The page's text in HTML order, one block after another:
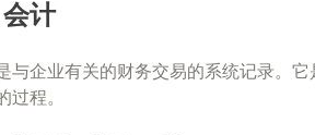
会计
与企业有关的财务交易的系统记录。
过程。